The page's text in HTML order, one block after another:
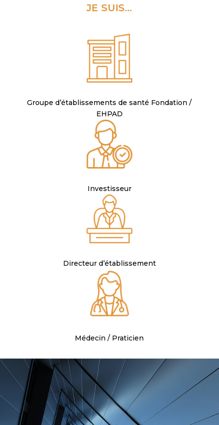
JE SUIS...
Groupe d’établissements de santé Fondation /
EHPAD
Investisseur
Directeur d’établissement
Médecin / Praticien